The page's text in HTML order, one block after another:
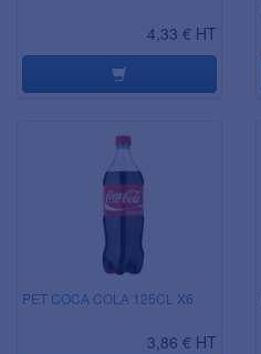
4,33 € HT
PET COCA COLA 125CL X6
3,86 € HT